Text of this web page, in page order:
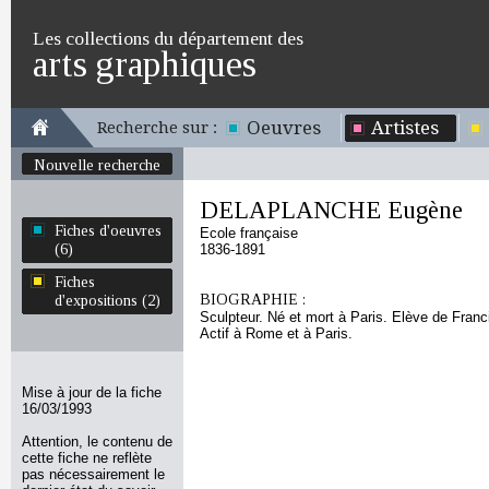
Les collections du département des
arts graphiques
Recherche sur : Oeuvres Artistes
Nouvelle recherche
Fiches d'oeuvres
(6)
Fiches
d'expositions (2)
Mise à jour de la fiche
16/03/1993
Attention, le contenu de
cette fiche ne reflète
pas nécessairement le
DELAPLANCHE Eugène
Ecole française
1836-1891
BIOGRAPHIE :
Sculpteur. Né et mort à Paris. Elève de
Actif à Rome et à Paris.